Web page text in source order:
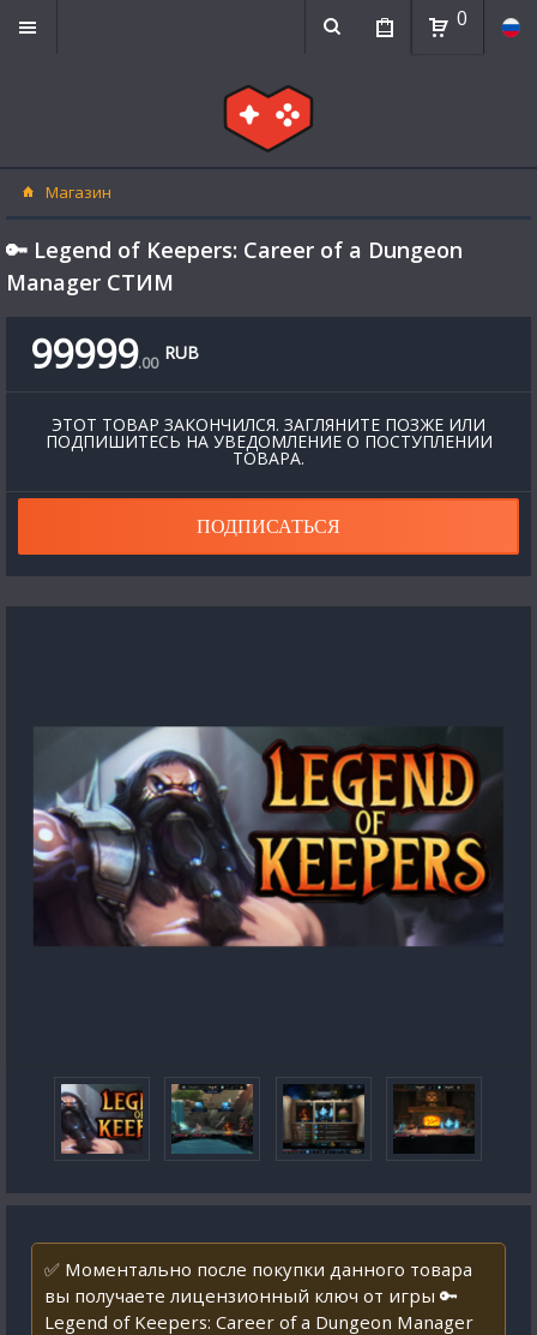
0
Магазин
🔑 Legend of Keepers: Career of a Dungeon
Manager СТИМ
99999.00 RUB
ЭТОТ ТОВАР ЗАКОНЧИЛСЯ. ЗАГЛЯНИТЕ ПОЗЖЕ ИЛИ
ПОДПИШИТЕСЬ НА УВЕДОМЛЕНИЕ О ПОСТУПЛЕНИИ
ТОВАРА.
ПОДПИСАТЬСЯ
✅ Моментально после покупки данного товара
вы получаете лицензионный ключ от игры 🔑
Legend of Keepers: Career of a Dungeon Manager